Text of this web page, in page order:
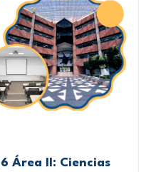
Área II: Ciencias